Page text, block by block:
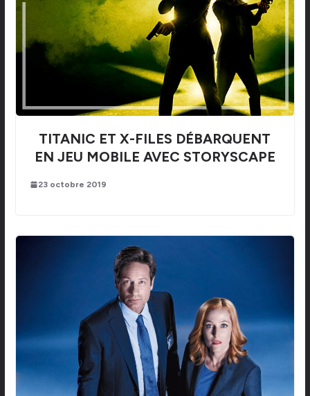
TITANIC ET X-FILES DÉBARQUENT
EN JEU MOBILE AVEC STORYSCAPE
23 octobre 2019